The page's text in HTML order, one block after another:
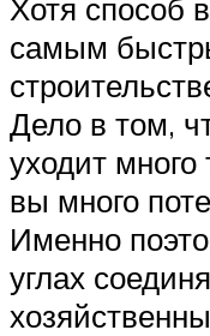
Хотя способ
самым
Дело в том,
уходит
вы много
Именно
углах